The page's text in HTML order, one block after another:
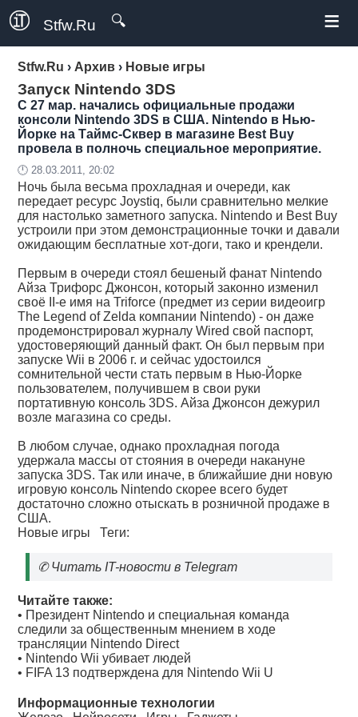
Stfw.Ru 🔍 ≡
Stfw.Ru › Архив › Новые игры
Запуск Nintendo 3DS
С 27 мар. начались официальные продажи
консоли Nintendo 3DS в США. Nintendo в Нью-
Йорке на Таймс-Сквер в магазине Best Buy
провела в полночь специальное мероприятие.
🕛 28.03.2011, 20:02
Ночь была весьма прохладная и очереди, как
передает ресурс Joystiq, были сравнительно мелкие
для настолько заметного запуска. Nintendo и Best Buy
устроили при этом демонстрационные точки и давали
ожидающим бесплатные хот-доги, тако и крендели.
Первым в очереди стоял бешеный фанат Nintendo
Айза Трифорс Джонсон, который законно изменил
своё II-е имя на Triforce (предмет из серии видеоигр
The Legend of Zelda компании Nintendo) - он даже
продемонстрировал журналу Wired свой паспорт,
удостоверяющий данный факт. Он был первым при
запуске Wii в 2006 г. и сейчас удостоился
сомнительной чести стать первым в Нью-Йорке
пользователем, получившем в свои руки
портативную консоль 3DS. Айза Джонсон дежурил
возле магазина со среды.
В любом случае, однако прохладная погода
удержала массы от стояния в очереди накануне
запуска 3DS. Так или иначе, в ближайшие дни новую
игровую консоль Nintendo скорее всего будет
достаточно сложно отыскать в розничной продаже в
США.
Новые игры Теги:
✆Читать IT-новости в Telegram
Читайте также:
• Президент Nintendo и специальная команда
следили за общественным мнением в ходе
трансляции Nintendo Direct
• Nintendo Wii убивает людей
• FIFA 13 подтверждена для Nintendo Wii U
Информационные технологии